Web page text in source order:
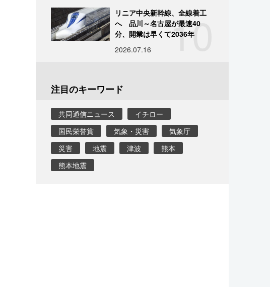
10
リニア中央新幹線、全線着工
へ 品川～名古屋が最速40
分、開業は早くて2036年
2026.07.16
注目のキーワード
共同通信ニュース
イチロー
国民栄誉賞
気象・災害
気象庁
災害
地震 津波
熊本
熊本地震